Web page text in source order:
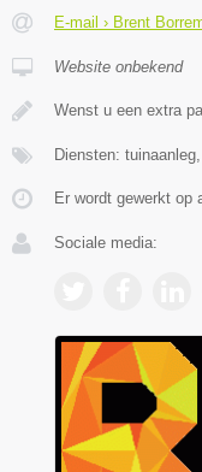
E-mail › Brent
Website onbekend
Wenst u een extra
Diensten:
Er wordt gewerkt op
Sociale media: